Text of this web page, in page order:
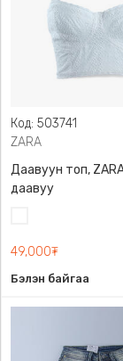
Код: 503741
ZARA
Даавуун топ,
даавуу
49,000₮
Бэлэн байгаа